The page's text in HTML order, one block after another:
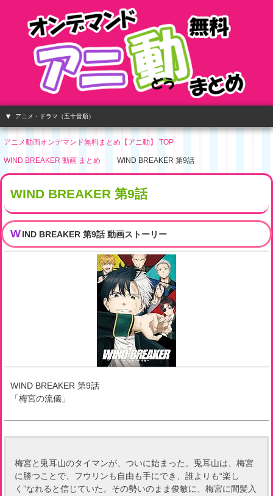
アニメ・ドラマ（五十音順）
アニメ動画オンデマンド無料まとめ【アニ動】 TOP
WIND BREAKER 動画 まとめ WIND BREAKER 第9話
WIND BREAKER 第9話
WIND BREAKER 第9話 動画ストーリー
WIND BREAKER 第9話
「梅宮の流儀 」
梅宮と兎耳山のタイマンが、ついに始まった。兎耳山は、梅宮
に勝つことで、フウリンも自由も手にでき、誰よりも“楽し
く”なれると信じていた。その勢いのまま俊敏に、梅宮に間髪入